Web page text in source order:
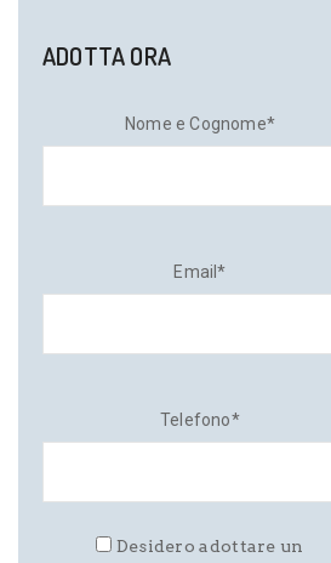
ADOTTA ORA
Nome e Cognome*
Email*
Telefono*
Desidero adottare un